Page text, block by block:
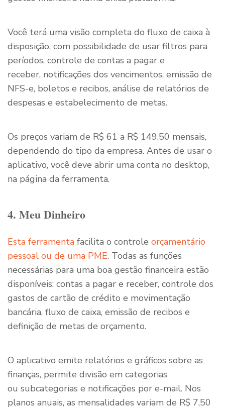
Você terá uma visão completa do fluxo de caixa à
disposição, com possibilidade de usar filtros para
períodos, controle de contas a pagar e
receber, notificações dos vencimentos, emissão de
NFS-e, boletos e recibos, análise de relatórios de
despesas e estabelecimento de metas.
Os preços variam de R$ 61 a R$ 149,50 mensais,
dependendo do tipo da empresa. Antes de usar o
aplicativo, você deve abrir uma conta no desktop,
na página da ferramenta.
4. Meu Dinheiro
Esta ferramenta facilita o controle orçamentário
pessoal ou de uma PME. Todas as funções
necessárias para uma boa gestão financeira estão
disponíveis: contas a pagar e receber, controle dos
gastos de cartão de crédito e movimentação
bancária, fluxo de caixa, emissão de recibos e
definição de metas de orçamento.
O aplicativo emite relatórios e gráficos sobre as
finanças, permite divisão em categorias
ou subcategorias e notificações por e-mail. Nos
planos anuais, as mensalidades variam de R$ 7,50